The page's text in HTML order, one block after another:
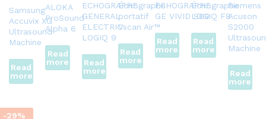
Samsung
Accuvix XG
Ultrasound
Machine
Read
more
ALOKA
ProSound
Alpha 6
Read
more
ECHOGRAPHE
GENERAL
ELECTRIC
LOGIQ 9
Read
more
Échographe
portatif
Vscan Air™
Read
more
ECHOGRAPHE
GE VIVID S60
Read
more
Échographe
LOGIQ F8
Read
more
Siemens
Acuson
S2000
Machine
Read
more
-29%